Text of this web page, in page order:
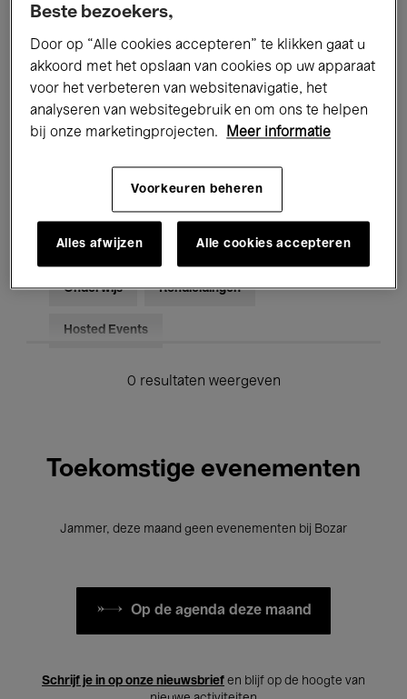
Alle evenementen
Tentoonstellingen Films
Performances Lezingen & Debatten
Jazz Klassieke Muziek Global Music
Voor iedereen Kids’ Palace
Onderwijs Rondleidingen
Hosted Events
0 resultaten weergeven
Toekomstige evenementen
Jammer, deze maand geen evenementen bij Bozar
Op de agenda deze maand
Schrijf je in op onze nieuwsbrief en blijf op de hoogte van
Beste bezoekers,
Door op “Alle cookies accepteren” te klikken gaat u
akkoord met het opslaan van cookies op uw apparaat
voor het verbeteren van websitenavigatie, het
analyseren van websitegebruik en om ons te helpen
bij onze marketingprojecten.
Meer informatie
Voorkeuren beheren
Alles afwijzen Alle cookies accepteren